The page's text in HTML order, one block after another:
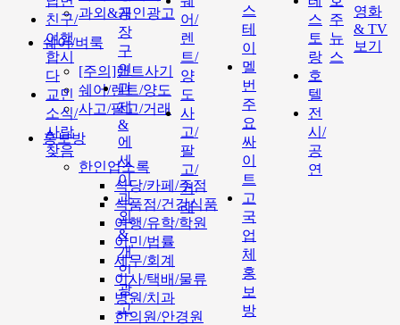
과외&개인광고
쉐어/벼룩
[주의]랜트사기
쉐어/렌트/양도
사고/팔고/거래
홍보방
한인업소록
식당/카페/주점
식품점/건강식품
여행/유학/학원
이민/법률
세무/회계
이사/택배/물류
병원/치과
한의원/안경원
친구/
여행
합시
다
교민
소식/
사람
찾음
공
장
구
인
과
제
&
에
세
이
과
외
&
개
인
광
고
어/
렌
트/
양
도
사
고/
팔
고/
거
래
스
테
이
멜
번
주
요
싸
이
트
고
국
업
체
홍
보
방
스
토
랑
호
텔
전
시/
공
연
주
뉴
스
영화
& TV
보기